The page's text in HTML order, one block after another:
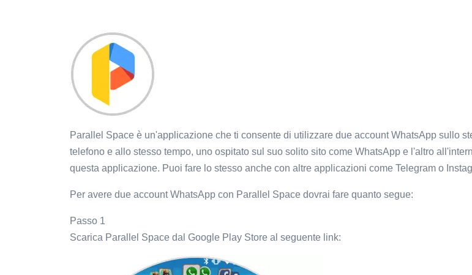
Parallel Space è un'applicazione che ti consente di utilizzare due account WhatsApp sullo
telefono e allo stesso tempo, uno ospitato sul suo solito sito come WhatsApp e l'altro
questa applicazione. Puoi fare lo stesso anche con altre applicazioni come Telegram o
Per avere due account WhatsApp con Parallel Space dovrai fare quanto segue:
Passo 1
Scarica Parallel Space dal Google Play Store al seguente link: